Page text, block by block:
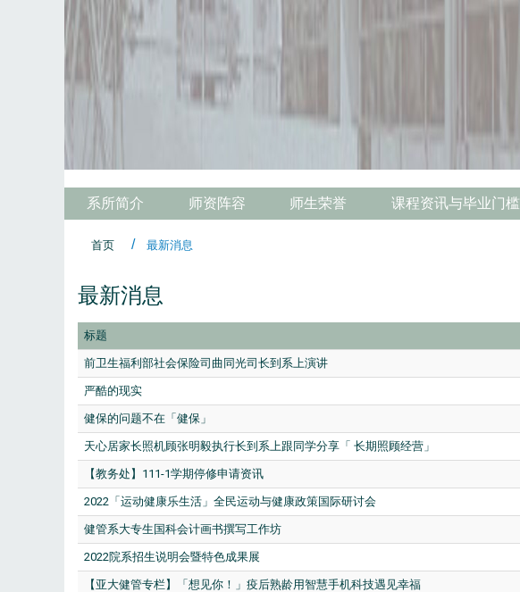
系所简介 师资阵容 师生荣誉 课程资讯与毕业门槛
首页 最新消息
最新消息
标题
前卫生福利部社会保险司曲同光司长到系上演讲
严酷的现实
健保的问题不在「健保」
天心居家长照机顾张明毅执行长到系上跟同学分享「 长期照顾经营」
【教务处】111-1学期停修申请资讯
2022「运动健康乐生活」全民运动与健康政策国际研讨会
健管系大专生国科会计画书撰写工作坊
2022院系招生说明会暨特色成果展
【亚大健管专栏】「想见你！」疫后熟龄用智慧手机科技遇见幸福